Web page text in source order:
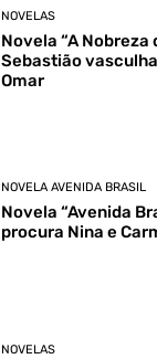
NOVELAS
Novela “A Nobreza
Sebastião
Omar
NOVELA AVENIDA BRASIL
Novela “Avenida
procura Nina e
NOVELAS